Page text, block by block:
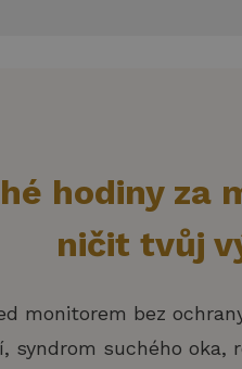
hodiny za
ničit tvůj
monitorem bez
syndrom suchého oka,